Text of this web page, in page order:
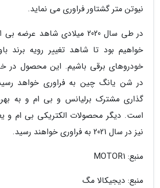
نیوتن متر گشتاور فراوری می نماید.
خواهیم بود تا شاهد تغییر رویه برند
خودروهای برقی باشیم. این محصول در
در شن یانگ چین به فراوری خواهد
گذاری مشترک برلیانس و بی ام و به
نیز در سال 2021 به فراوری خواهند رسید.
منبع: MOTOR1
منبع: دیجیکالا مگ